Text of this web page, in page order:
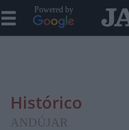
Powered by
Histórico
ANDÚJAR